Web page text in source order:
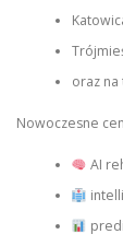
oraz na
Nowoczesne
AI